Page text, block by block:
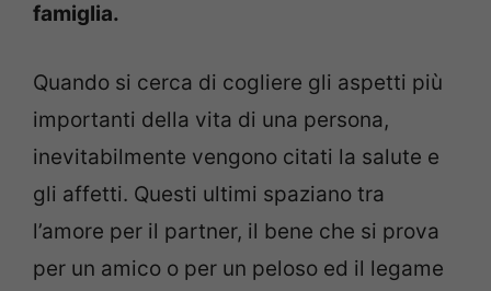
famiglia.
Quando si cerca di cogliere gli aspetti più
importanti della vita di una persona,
inevitabilmente vengono citati la salute e
gli affetti. Questi ultimi spaziano tra
l’amore per il partner, il bene che si prova
per un amico o per un peloso ed il legame